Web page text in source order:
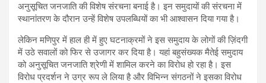
अनुसूचित जनजाति की विशेष संरचना बनाई है। इन समुदायों की संरचना में
स्थानांतरण के दौरान उन्हें विशेष उपलब्धियों का भी आश्वासन दिया गया है।
लेकिन मणिपुर में हाल ही में हुए घटनाक्रमों ने इस समुदाय के लोगों की ज़िंदगी
में उठे सवालों को फिर से उजागर कर दिया है। यहां बहुसंख्यक मैतेई समुदाय
को अनुसूचित जनजाति श्रेणी में शामिल करने का विरोध हो रहा है। इस
विरोध प्रदर्शन ने उग्र रूप ले लिया है और विभिन्न संगठनों ने इसका विरोध